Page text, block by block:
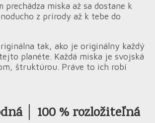
prechádza miska až sa dostane k
z prírody až k tebe do
tak, ako je originálny každý
planéte. Každá miska je svojská
štruktúrou. Práve to ich robí
│ 100 % rozložiteľná